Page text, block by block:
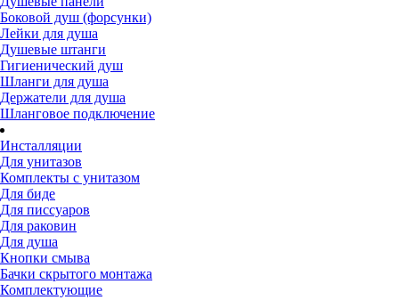
Боковой душ (форсунки)
Лейки для душа
Душевые штанги
Гигиенический душ
Шланги для душа
Держатели для душа
Шланговое подключение
Инсталляции
Для унитазов
Комплекты с унитазом
Для биде
Для писсуаров
Для раковин
Для душа
Кнопки смыва
Бачки скрытого монтажа
Комплектующие